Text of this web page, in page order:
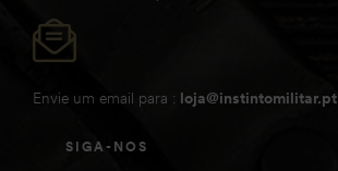
Envie um email para : loja@instintomilitar.pt
SIGA-NOS